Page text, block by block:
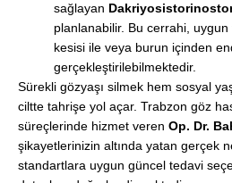
sağlayan
planlanabilir. Bu cerrahi, uygun
kesisi ile veya burun içinden
gerçekleştirilebilmektedir.
Sürekli gözyaşı silmek hem sosyal
ciltte tahrişe yol açar. Trabzon göz
süreçlerinde hizmet veren Op. Dr.
şikayetlerinizin altında yatan gerçek
standartlara uygun güncel tedavi